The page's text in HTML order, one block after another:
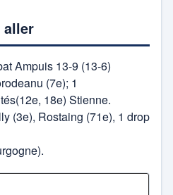
aller
Ampuis 13-9 (13-6)
(7e); 1
18e) Stienne.
(3e), Rostaing (71e), 1 drop